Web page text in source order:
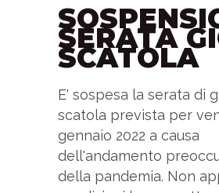
SERATA
SCATOLA
E' sospesa la serata di
scatola prevista per
gennaio 2022 a causa
dell'andamento
della pandemia. Non